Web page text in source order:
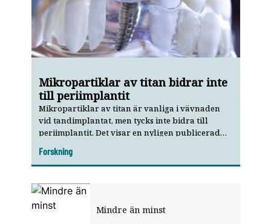
Mikropartiklar av titan bidrar inte
till periimplantit
Mikropartiklar av titan är vanliga i vävnaden
vid tandimplantat, men tycks inte bidra till
periimplantit. Det visar en nyligen publicerad
Forskning
Mindre än minst